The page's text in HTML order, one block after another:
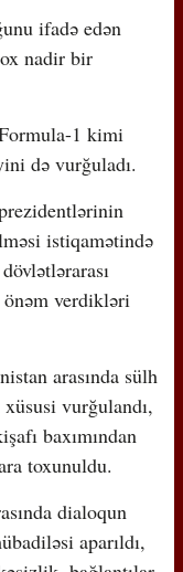
ifadə edən
nadir bir
1 kimi
də vurğuladı.
istiqamətində
verdikləri
arasında sülh
vurğulandı,
baxımından
toxunuldu.
dialoqun
aparıldı,